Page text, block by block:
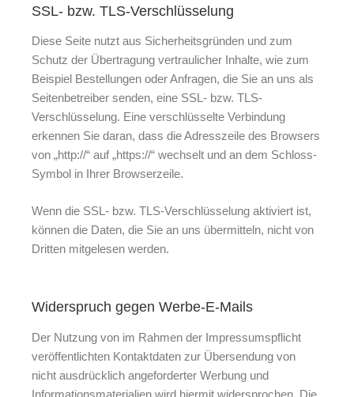
SSL- bzw. TLS-Verschlüsselung
Diese Seite nutzt aus Sicherheitsgründen und zum
Schutz der Übertragung vertraulicher Inhalte, wie zum
Beispiel Bestellungen oder Anfragen, die Sie an uns als
Seitenbetreiber senden, eine SSL- bzw. TLS-
Verschlüsselung. Eine verschlüsselte Verbindung
erkennen Sie daran, dass die Adresszeile des Browsers
von „http://“ auf „https://“ wechselt und an dem Schloss-
Symbol in Ihrer Browserzeile.
Wenn die SSL- bzw. TLS-Verschlüsselung aktiviert ist,
können die Daten, die Sie an uns übermitteln, nicht von
Dritten mitgelesen werden.
Widerspruch gegen Werbe-E-Mails
Der Nutzung von im Rahmen der Impressumspflicht
veröffentlichten Kontaktdaten zur Übersendung von
nicht ausdrücklich angeforderter Werbung und
Informationsmaterialien wird hiermit widersprochen. Die